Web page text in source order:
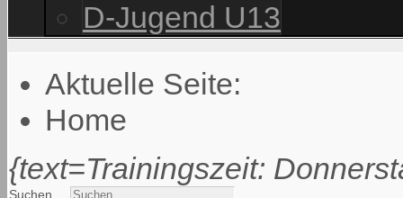
D-Jugend U13
Aktuelle Seite:
Home
{text=Trainingszeit:
Suchen ...